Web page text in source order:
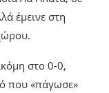
έμεινε στη
στο 0-0,
που «πάγωσε»